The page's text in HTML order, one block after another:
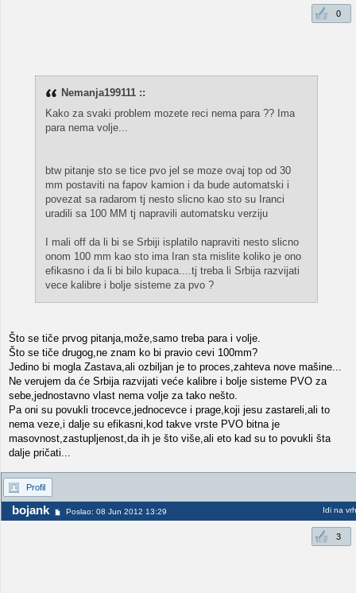
0
Nemanja199111 ::
Kako za svaki problem mozete reci nema para ?? Ima
para nema volje...
btw pitanje sto se tice pvo jel se moze ovaj top od 30
mm postaviti na fapov kamion i da bude automatski i
povezat sa radarom tj nesto slicno kao sto su Iranci
uradili sa 100 MM tj napravili automatsku verziju
I mali off da li bi se Srbiji isplatilo napraviti nesto slicno
onom 100 mm kao sto ima Iran sta mislite koliko je ono
efikasno i da li bi bilo kupaca....tj treba li Srbija razvijati
vece kalibre i bolje sisteme za pvo ?
Što se tiče prvog pitanja,može,samo treba para i volje.
Što se tiče drugog,ne znam ko bi pravio cevi 100mm?
Jedino bi mogla Zastava,ali ozbiljan je to proces,zahteva nove mašine...
Ne verujem da će Srbija razvijati veće kalibre i bolje sisteme PVO za
sebe,jednostavno vlast nema volje za tako nešto.
Pa oni su povukli trocevce,jednocevce i prage,koji jesu zastareli,ali to
nema veze,i dalje su efikasni,kod takve vrste PVO bitna je
masovnost,zastupljenost,da ih je što više,ali eto kad su to povukli šta
dalje pričati...
Profil
bojank Poslao: 08 Jun 2012 13:29 Idi na vrh
3